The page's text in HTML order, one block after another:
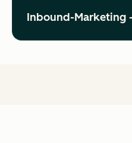
Inbound-Marketing